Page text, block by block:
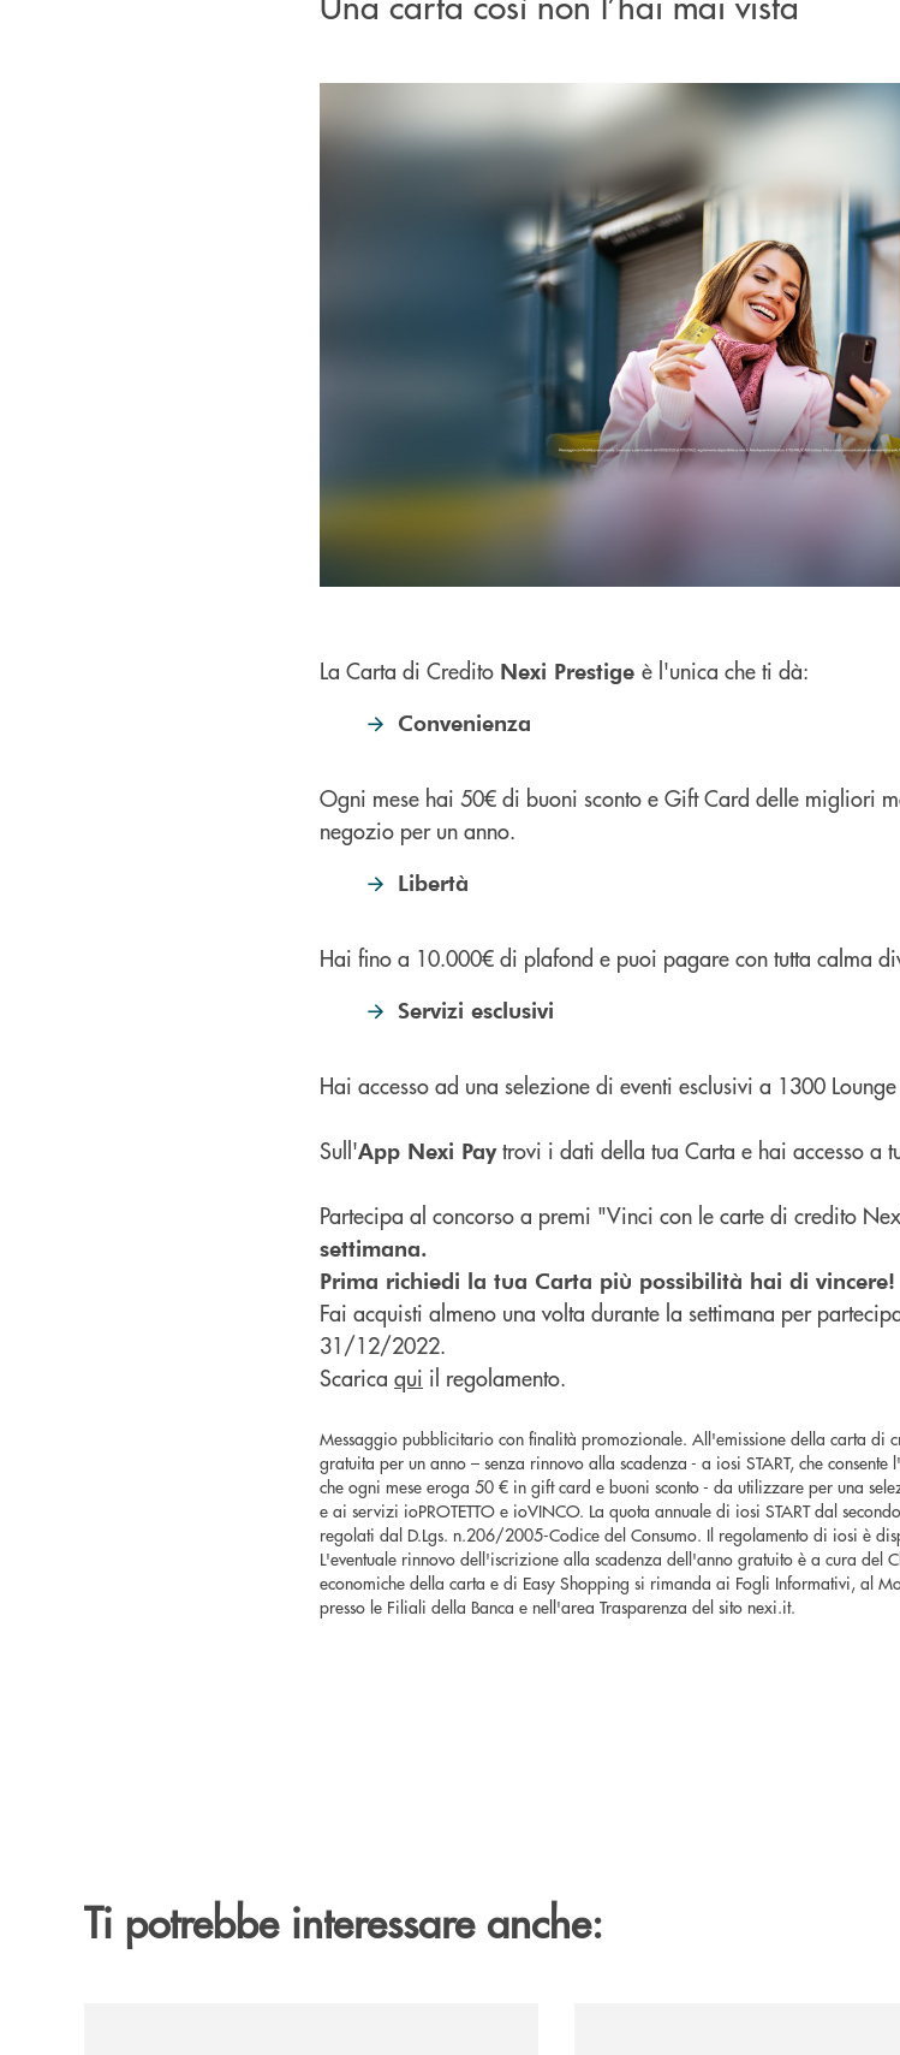
La Carta di Credito Nexi Prestige è l'unica che ti dà:
Convenienza
Ogni mese hai 50€ di buoni sconto e Gift Card delle migliori
negozio per un anno.
Libertà
Hai fino a 10.000€ di plafond e puoi pagare con tutta calma
Servizi esclusivi
Hai accesso ad una selezione di eventi esclusivi a 1300
Sull'App Nexi Paytrovi i dati della tua Carta e hai accesso a
Partecipa al concorso a premi "Vinci con le carte di credito
settimana.
Prima richiedi la tua Carta più possibilità hai di vincere!
Fai acquisti almeno una volta durante la settimana per
31/12/2022.
Scarica qui il regolamento.
Messaggio pubblicitario con finalità promozionale. All'emissione della carta di
gratuita per un anno – senza rinnovo alla scadenza - a iosi START, che
che ogni mese eroga 50 € in gift card e buoni sconto - da utilizzare per una
e ai servizi ioPROTETTO e ioVINCO. La quota annuale di iosi START dal
regolati dal D.Lgs. n.206/2005-Codice del Consumo. Il regolamento di iosi è
L'eventuale rinnovo dell'iscrizione alla scadenza dell'anno gratuito è a cura del
economiche della carta e di Easy Shopping si rimanda ai Fogli Informativi, al
presso le Filiali della Banca e nell'area Trasparenza del sito nexi.it.
Ti potrebbe interessare anche: